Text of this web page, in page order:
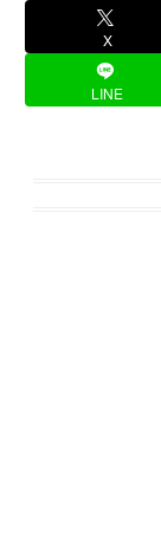
X
LINE